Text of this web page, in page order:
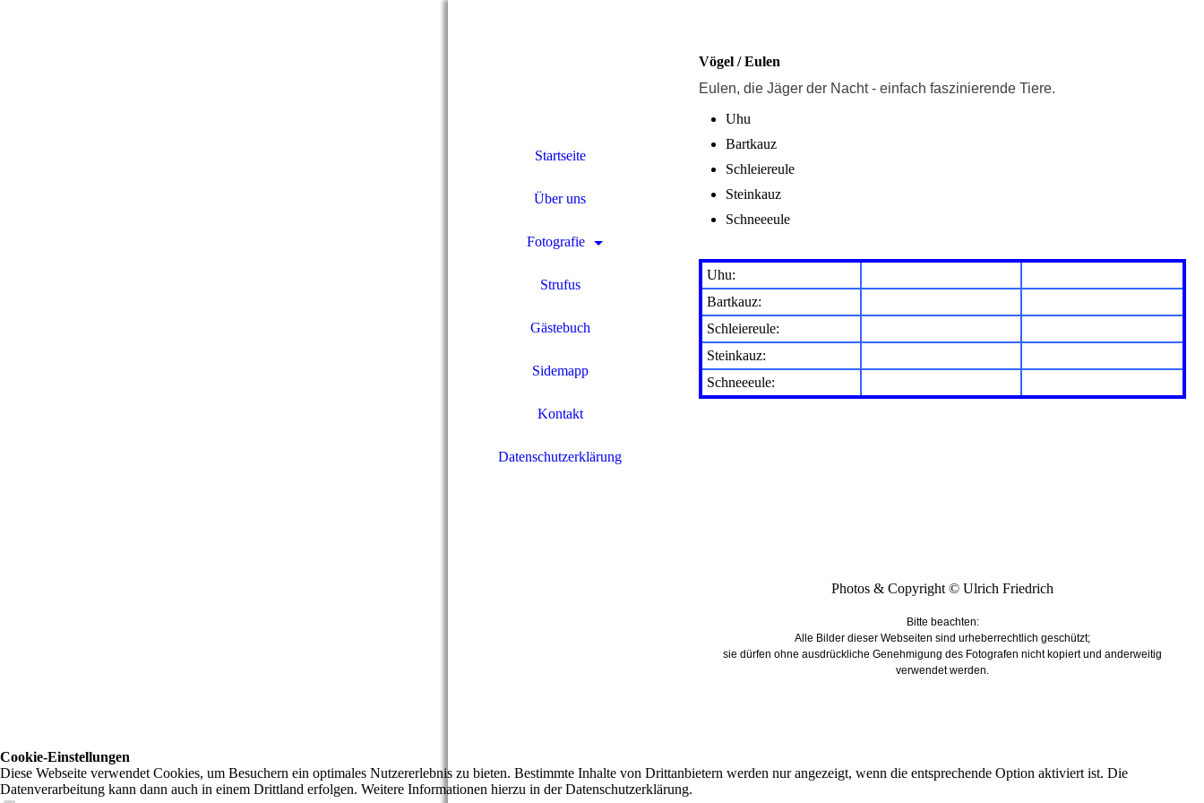
Startseite
Über uns
Fotografie
Strufus
Gästebuch
Sidemapp
Kontakt
Datenschutzerklärung
Vögel / Eulen
Eulen, die Jäger der Nacht - einfach faszinierende Tiere.
Uhu
Bartkauz
Schleiereule
Steinkauz
Schneeeule
Uhu:
Bartkauz:
Schleiereule:
Steinkauz:
Schneeeule:
Photos & Copyright © Ulrich Friedrich
Bitte beachten:
Alle Bilder dieser Webseiten sind urheberrechtlich geschützt;
sie dürfen ohne ausdrückliche Genehmigung des Fotografen nicht kopiert und anderweitig
verwendet werden.
Cookie-Einstellungen
Diese Webseite verwendet Cookies, um Besuchern ein optimales Nutzererlebnis zu bieten. Bestimmte Inhalte von Drittanbietern werden nur angezeigt, wenn die entsprechende Option aktiviert ist. Die
Datenverarbeitung kann dann auch in einem Drittland erfolgen. Weitere Informationen hierzu in der Datenschutzerklärung.